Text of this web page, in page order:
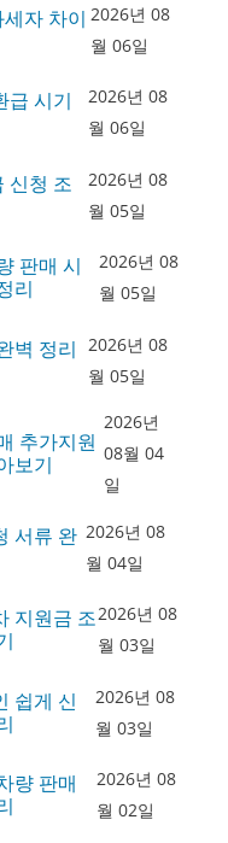
자 차이 2026년 08
월 06일
급 시기
2026년 08
월 06일
신청 조
2026년 08
월 05일
판매 시
리
2026년 08
월 05일
벽 정리
2026년 08
월 05일
추가지원
보기
2026년
08월 04
일
서류 완 2026년 08
월 04일
지원금 조2026년 08
월 03일
쉽게 신
2026년 08
월 03일
량 판매
2026년 08
월 02일